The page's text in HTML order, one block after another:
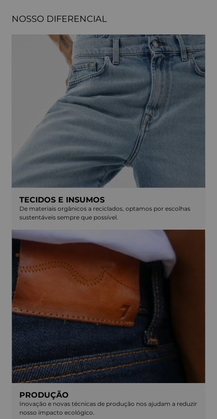
NOSSO DIFERENCIAL
TECIDOS E INSUMOS
De materiais orgânicos a reciclados, optamos por escolhas
sustentáveis sempre que possível.
PRODUÇÃO
Inovação e novas técnicas de produção nos ajudam a reduzir
nosso impacto ecológico.